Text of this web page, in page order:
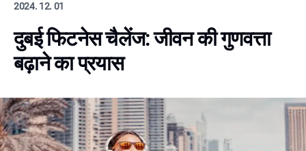
2024. 12. 01
दुबई फिटनेस चैलेंज: जीवन की गुणवत्ता
बढ़ाने का प्रयास